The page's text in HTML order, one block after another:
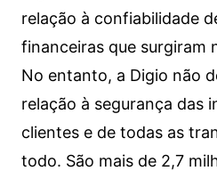
relação à confiabilidade
financeiras que surgiram
No entanto, a Digio não
relação à segurança das
clientes e de todas as
todo. São mais de 2,7